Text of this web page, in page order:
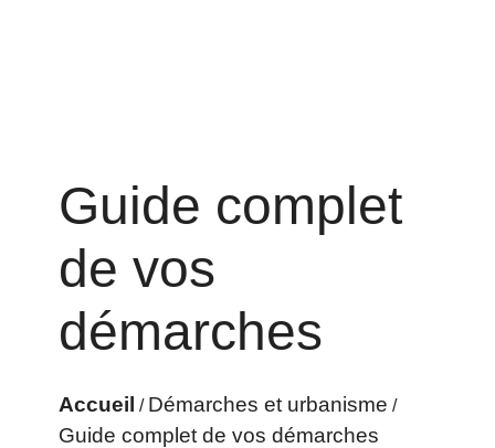
Guide complet
de vos
démarches
Accueil / Démarches et urbanisme /
Guide complet de vos démarches